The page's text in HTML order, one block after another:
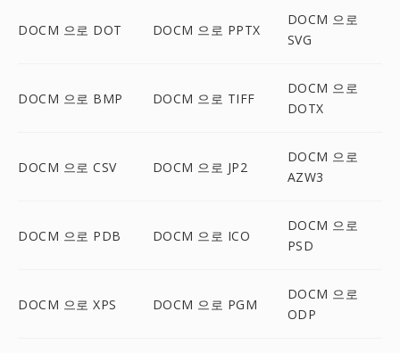
DOCM 으로 DOT DOCM 으로 PPTX
DOCM 으로
SVG
DOCM 으로 BMP DOCM 으로 TIFF
DOCM 으로
DOTX
DOCM 으로 CSV DOCM 으로 JP2
DOCM 으로
AZW3
DOCM 으로 PDB DOCM 으로 ICO
DOCM 으로
PSD
DOCM 으로 XPS DOCM 으로 PGM
DOCM 으로
ODP